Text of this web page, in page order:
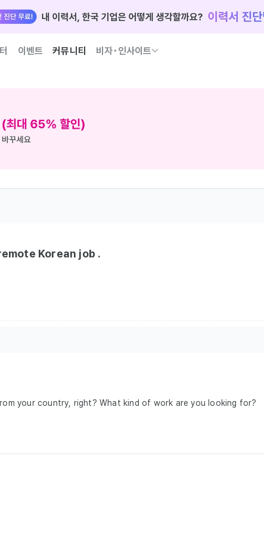
이벤트 커뮤니티 비자･인사이트
Korean job .
your country, right? What kind of work are you looking for?